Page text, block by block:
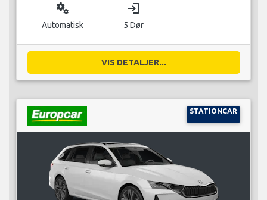
miscellaneous_services
Automatisk
login
5 Dør
VIS DETALJER...
STATIONCAR